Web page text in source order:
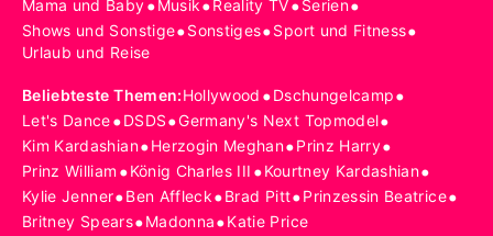
Mama und Baby•Musik•Reality TV•Serien•
Shows und Sonstige•Sonstiges•Sport und Fitness•
Urlaub und Reise
Beliebteste Themen:Hollywood •Dschungelcamp•
Let's Dance•DSDS•Germany's Next Topmodel•
Kim Kardashian•Herzogin Meghan•Prinz Harry•
Prinz William •König Charles III •Kourtney Kardashian•
Kylie Jenner•Ben Affleck•Brad Pitt•Prinzessin Beatrice•
Britney Spears•Madonna•Katie Price